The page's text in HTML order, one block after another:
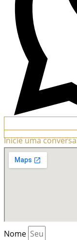
Inicie uma conversa
Nome